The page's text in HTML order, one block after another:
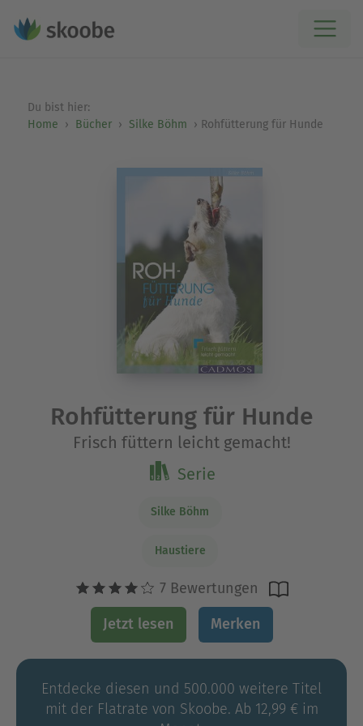
Du bist hier:
Home
Bücher Silke Böhm Rohfütterung für Hunde
Rohfütterung für Hunde
Frisch füttern leicht gemacht!
Serie
Silke Böhm
Haustiere
7 Bewertungen
Jetzt lesen Merken
Entdecke diesen und 500.000 weitere Titel
mit der Flatrate von Skoobe. Ab 12,99 € im